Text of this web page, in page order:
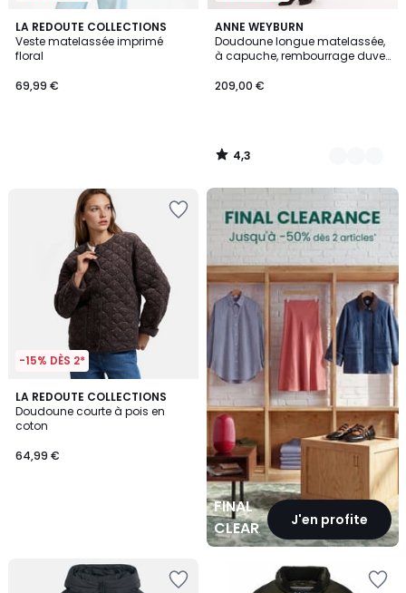
LA REDOUTE COLLECTIONS
Veste matelassée imprimé
floral
69,99 €
ANNE WEYBURN
Doudoune longue matelassée,
à capuche, rembourrage duvet
209,00 €
4,3
/ 5
2
Couleurs
4,3
/
-15% DÈS 2*
LA REDOUTE COLLECTIONS
Doudoune courte à pois en
coton
64,99 €
FINAL
CLEARANCEJ'en profite
FINAL
CLEARANCE